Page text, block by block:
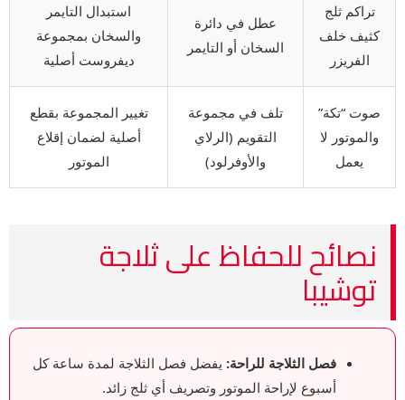
تراكم ثلج
كثيف خلف
الفريزر
عطل في دائرة
السخان أو التايمر
استبدال التايمر
والسخان بمجموعة
ديفروست أصلية
صوت “تكة”
والموتور لا
يعمل
تلف في مجموعة
التقويم (الرلاي
والأوفرلود)
تغيير المجموعة بقطع
أصلية لضمان إقلاع
الموتور
نصائح للحفاظ على ثلاجة
توشيبا
فصل الثلاجة للراحة: يفضل فصل الثلاجة لمدة ساعة كل
أسبوع لإراحة الموتور وتصريف أي ثلج زائد.